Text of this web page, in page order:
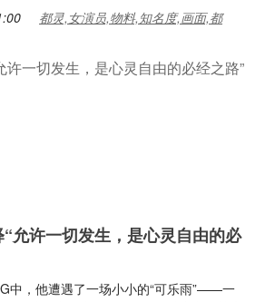
都灵,女演员,物料,知名度,画面,都
允许一切发生，是心灵自由的必
中，他遭遇了一场小小的“可乐雨”——一